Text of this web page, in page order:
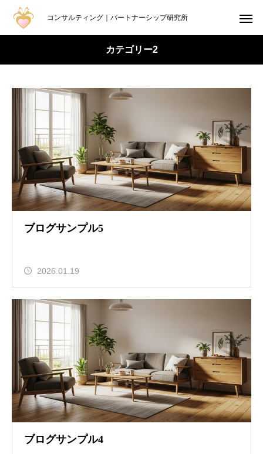
コンサルティング｜パートナーシップ研究所
カテゴリー2
ブログサンプル5
2026.01.19
ブログサンプル4